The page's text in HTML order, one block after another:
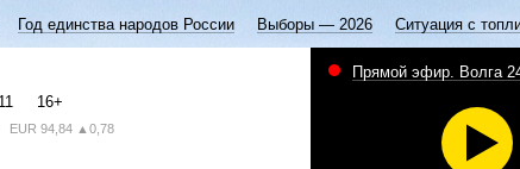
Год единства народов России Выборы — 2026 Ситуация с
16+
EUR 94,84 ▲0,78
Прямой эфир. Волга